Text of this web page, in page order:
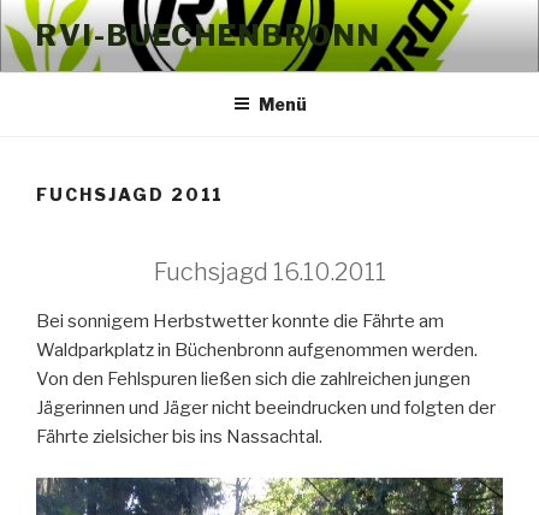
Zum
Inhalt
springen
RVI-BUECHENBRONN
Menü
FUCHSJAGD 2011
Fuchsjagd 16.10.2011
Bei sonnigem Herbstwetter konnte die Fährte am
Waldparkplatz in Büchenbronn aufgenommen werden.
Von den Fehlspuren ließen sich die zahlreichen jungen
Jägerinnen und Jäger nicht beeindrucken und folgten der
Fährte zielsicher bis ins Nassachtal.